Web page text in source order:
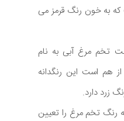
به خون رنگ قرمز می
تخم مرغ آبی به نام
هم است این رنگدانه
زرد دارد.
رنگ تخم مرغ را تعیین